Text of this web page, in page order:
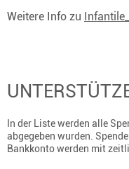
Weitere Info zu
In der Liste werden alle
abgegeben wurden.
Bankkonto werden mit